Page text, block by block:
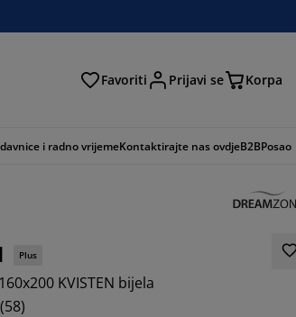
Favoriti Prijavi se Korpa
i radno vrijemeKontaktirajte nas ovdjeB2BPosao
Plus
KVISTEN bijela
(58)